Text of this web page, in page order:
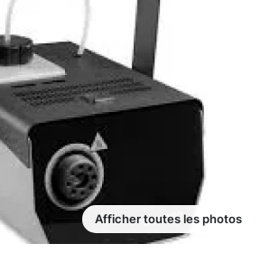
Afficher toutes les photos